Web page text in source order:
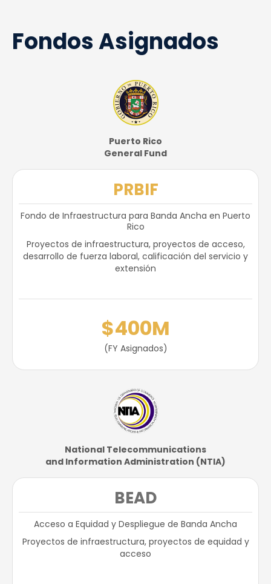
Fondos Asignados
Puerto Rico
General Fund
PRBIF
Fondo de Infraestructura para Banda Ancha en Puerto
Rico
Proyectos de infraestructura, proyectos de acceso,
desarrollo de fuerza laboral, calificación del servicio y
extensión
$400M
(FY Asignados)​
National Telecommunications​
and Information Administration (NTIA)​
BEAD
Acceso a Equidad y Despliegue de Banda Ancha
Proyectos de infraestructura, proyectos de equidad y
acceso